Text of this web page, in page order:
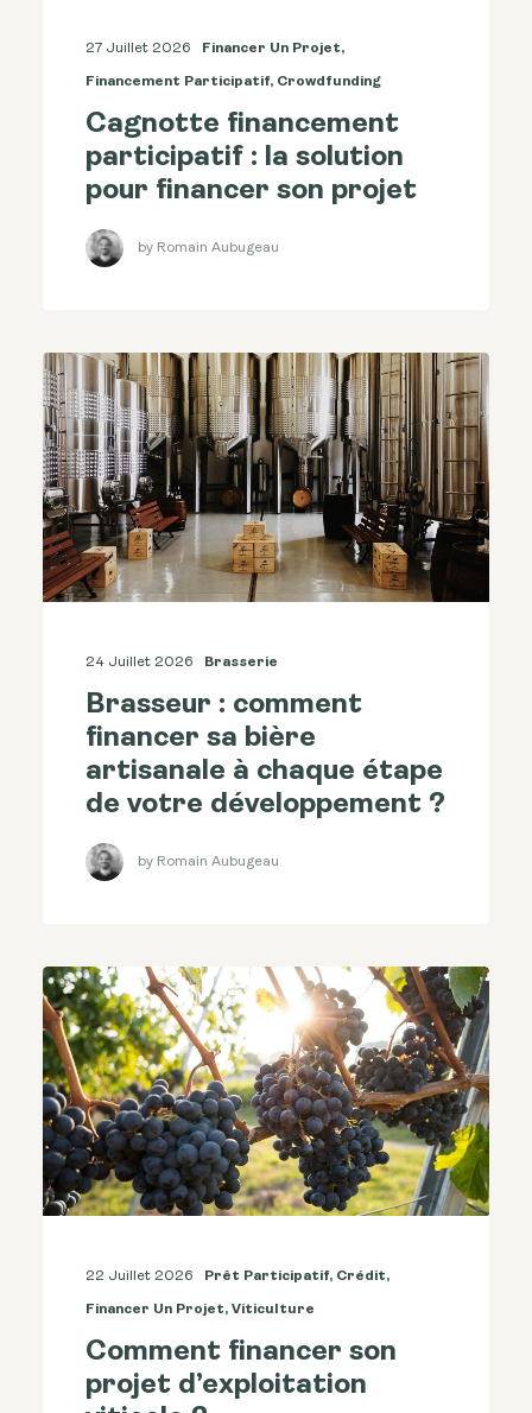
27 Juillet 2026 Financer Un Projet,
Financement Participatif, Crowdfunding
Cagnotte financement
participatif : la solution
pour financer son projet
by Romain Aubugeau
24 Juillet 2026 Brasserie
Brasseur : comment
financer sa bière
artisanale à chaque étape
de votre développement ?
by Romain Aubugeau
22 Juillet 2026 Prêt Participatif, Crédit,
Financer Un Projet, Viticulture
Comment financer son
projet d’exploitation